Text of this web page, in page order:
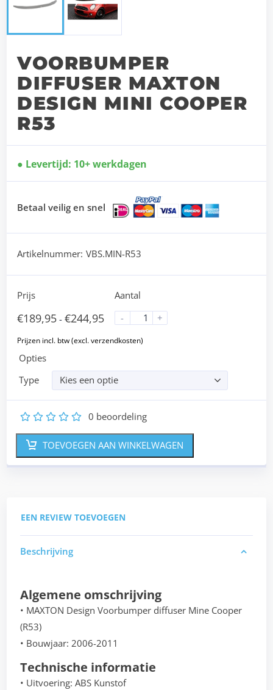
VOORBUMPER
DIFFUSER MAXTON
DESIGN MINI COOPER
R53
Levertijd: 10+ werkdagen
Betaal veilig en snel
Artikelnummer: VBS.MIN-R53
Prijs
€189,95 - €244,95
Aantal
-
+
Opties
Type
Kies een optie
5
4
3
2 0 beoordeling
TOEVOEGEN AAN WINKELWAGEN
EEN REVIEW TOEVOEGEN
Beschrijving
Algemene omschrijving
• MAXTON Design Voorbumper diffuser Mine Cooper
(R53)
• Bouwjaar: 2006-2011
Technische informatie
• Uitvoering: ABS Kunstof